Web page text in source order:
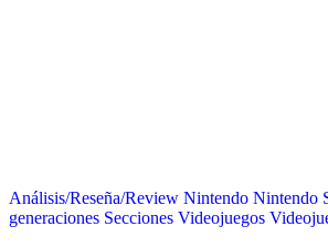
Análisis/Reseña/Review Nintendo Nintendo
generaciones Secciones Videojuegos